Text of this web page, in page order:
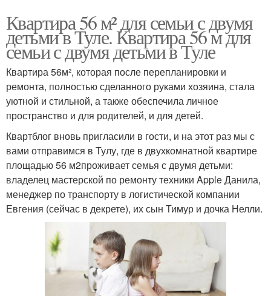
Квартира 56 м² для семьи с двумя
детьми в Туле. Квартира 56 м для
семьи с двумя детьми в Туле
Квартира 56м², которая после перепланировки и
ремонта, полностью сделанного руками хозяина, стала
уютной и стильной, а также обеспечила личное
пространство и для родителей, и для детей.
Квартблог вновь пригласили в гости, и на этот раз мы с
вами отправимся в Тулу, где в двухкомнатной квартире
площадью 56 м2проживает семья с двумя детьми:
владелец мастерской по ремонту техники Apple Данила,
менеджер по транспорту в логистической компании
Евгения (сейчас в декрете), их сын Тимур и дочка Нелли.